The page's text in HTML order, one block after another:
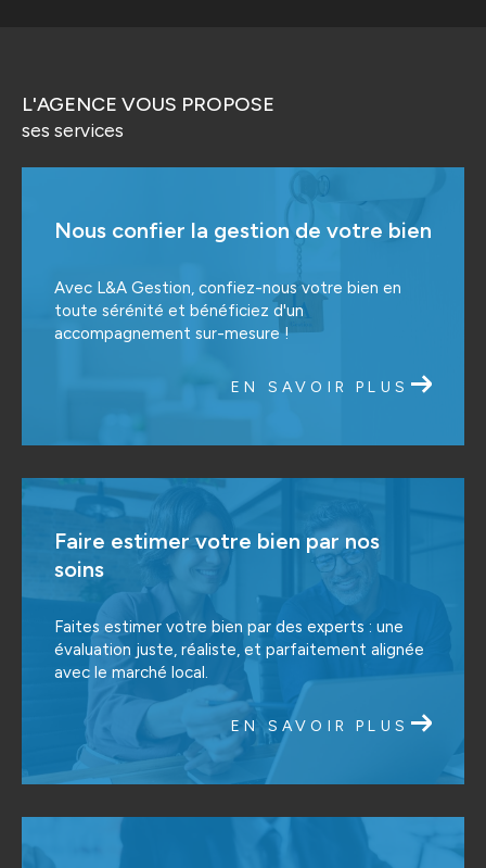
Visite les après-midis sur rendez-vous de 13 h 30 à
n’hésitez à nous laisser un message en cas
d’absence.
ACHAT – VENTE – FINANCEMENT, nous aurons
toujours une solution à votre projet !
L'AGENCE VOUS PROPOSE
ses services
Nous confier la gestion de votre bien
Avec L&A Gestion, confiez-nous votre bien en
toute sérénité et bénéficiez d'un
accompagnement sur-mesure !
EN SAVOIR PLUS
Faire estimer votre bien par nos
soins
Faites estimer votre bien par des experts : une
évaluation juste, réaliste, et parfaitement alignée
avec le marché local.
EN SAVOIR PLUS